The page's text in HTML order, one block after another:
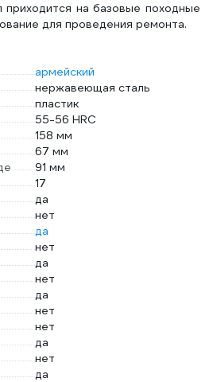
приходится на базовые походные
для проведения ремонта.
армейский
нержавеющая сталь
пластик
55-56 HRC
158 мм
67 мм
91 мм
17
да
нет
да
нет
да
нет
да
нет
нет
да
нет
да